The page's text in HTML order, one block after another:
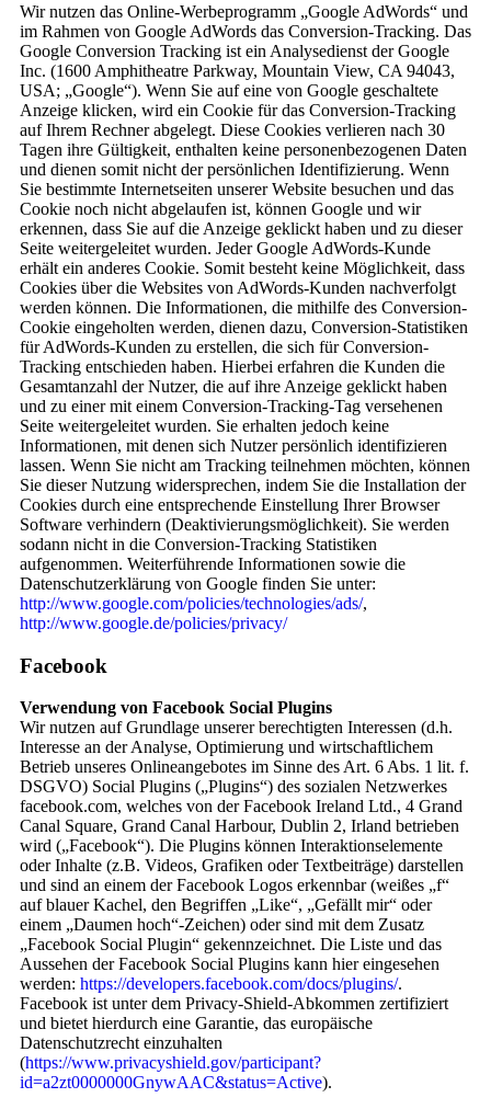
Wir nutzen das Online-Werbeprogramm „Google AdWords“ und
im Rahmen von Google AdWords das Conversion-Tracking. Das
Google Conversion Tracking ist ein Analysedienst der Google
Inc. (1600 Amphitheatre Parkway, Mountain View, CA 94043,
USA; „Google“). Wenn Sie auf eine von Google geschaltete
Anzeige klicken, wird ein Cookie für das Conversion-Tracking
auf Ihrem Rechner abgelegt. Diese Cookies verlieren nach 30
Tagen ihre Gültigkeit, enthalten keine personenbezogenen Daten
und dienen somit nicht der persönlichen Identifizierung. Wenn
Sie bestimmte Internetseiten unserer Website besuchen und das
Cookie noch nicht abgelaufen ist, können Google und wir
erkennen, dass Sie auf die Anzeige geklickt haben und zu dieser
Seite weitergeleitet wurden. Jeder Google AdWords-Kunde
erhält ein anderes Cookie. Somit besteht keine Möglichkeit, dass
Cookies über die Websites von AdWords-Kunden nachverfolgt
werden können. Die Informationen, die mithilfe des Conversion-
Cookie eingeholten werden, dienen dazu, Conversion-Statistiken
für AdWords-Kunden zu erstellen, die sich für Conversion-
Tracking entschieden haben. Hierbei erfahren die Kunden die
Gesamtanzahl der Nutzer, die auf ihre Anzeige geklickt haben
und zu einer mit einem Conversion-Tracking-Tag versehenen
Seite weitergeleitet wurden. Sie erhalten jedoch keine
Informationen, mit denen sich Nutzer persönlich identifizieren
lassen. Wenn Sie nicht am Tracking teilnehmen möchten, können
Sie dieser Nutzung widersprechen, indem Sie die Installation der
Cookies durch eine entsprechende Einstellung Ihrer Browser
Software verhindern (Deaktivierungsmöglichkeit). Sie werden
sodann nicht in die Conversion-Tracking Statistiken
aufgenommen. Weiterführende Informationen sowie die
Datenschutzerklärung von Google finden Sie unter:
http://www.google.com/policies/technologies/ads/,
http://www.google.de/policies/privacy/
Facebook
Verwendung von Facebook Social Plugins
Wir nutzen auf Grundlage unserer berechtigten Interessen (d.h.
Interesse an der Analyse, Optimierung und wirtschaftlichem
Betrieb unseres Onlineangebotes im Sinne des Art. 6 Abs. 1 lit. f.
DSGVO) Social Plugins („Plugins“) des sozialen Netzwerkes
facebook.com, welches von der Facebook Ireland Ltd., 4 Grand
Canal Square, Grand Canal Harbour, Dublin 2, Irland betrieben
wird („Facebook“). Die Plugins können Interaktionselemente
oder Inhalte (z.B. Videos, Grafiken oder Textbeiträge) darstellen
und sind an einem der Facebook Logos erkennbar (weißes „f“
auf blauer Kachel, den Begriffen „Like“, „Gefällt mir“ oder
einem „Daumen hoch“-Zeichen) oder sind mit dem Zusatz
„Facebook Social Plugin“ gekennzeichnet. Die Liste und das
Aussehen der Facebook Social Plugins kann hier eingesehen
werden: https://developers.facebook.com/docs/plugins/.
Facebook ist unter dem Privacy-Shield-Abkommen zertifiziert
und bietet hierdurch eine Garantie, das europäische
Datenschutzrecht einzuhalten
(https://www.privacyshield.gov/participant?
id=a2zt0000000GnywAAC&status=Active).